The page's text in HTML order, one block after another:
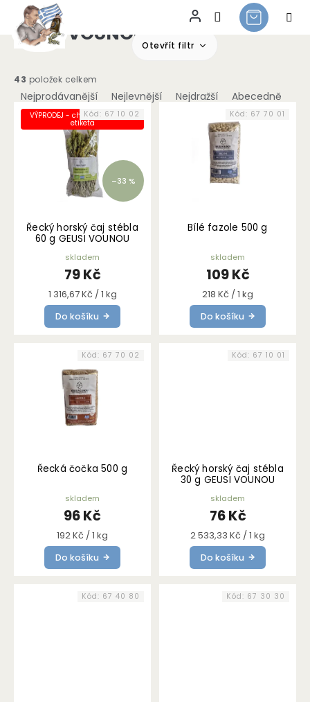
PřejítGEUSI VOUNOU Otevřít filtr
Ř
a
e
Nejprodávanější Nejlevnější Nejdražší Abecedně
43 položek celkem
V VÝPRODEJ - chybně nalepená
etiketa
–33 %
Řecký horský čaj stébla
60 g GEUSI VOUNOU
skladem
79 Kč
Měrná
cena:
1 316,67 Kč / 1 kg
Do košíku
Kód: 67 10 02
Bílé fazole 500 g
skladem
109 Kč
Měrná
cena:
218 Kč / 1 kg
Do košíku
Kód: 67 70 01
Řecká čočka 500 g
skladem
96 Kč
Měrná
cena:
192 Kč / 1 kg
Do košíku
Kód: 67 70 02
Řecký horský čaj stébla
30 g GEUSI VOUNOU
skladem
76 Kč
Měrná
cena:
2 533,33 Kč / 1 kg
Do košíku
Kód: 67 10 01
Kód: 67 40 80 Kód: 67 30 30